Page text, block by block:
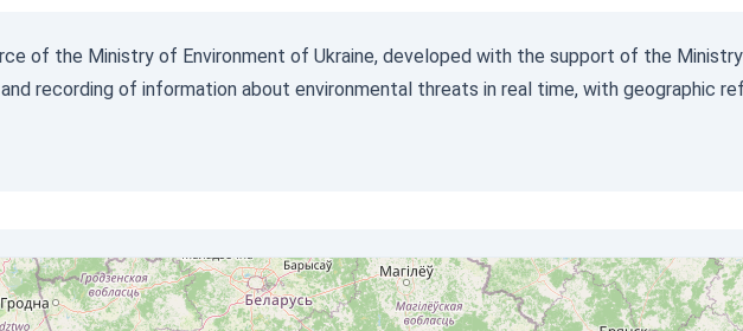
of the Ministry of Environment of Ukraine, developed with the support of the
recording of information about environmental threats in real time, with geographic